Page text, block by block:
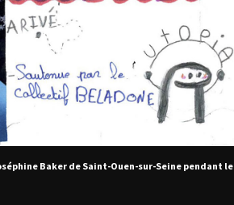
Baker de Saint-Ouen-sur-Seine pendant le